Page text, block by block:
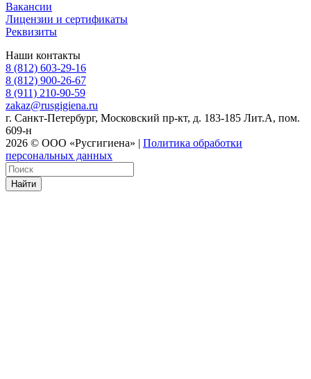
Вакансии
Лицензии и сертификаты
Реквизиты
Наши контакты
8 (812) 603-29-16
8 (812) 900-26-67
8 (911) 210-90-59
zakaz@rusgigiena.ru
г. Санкт-Петербург, Московский пр-кт, д. 183-185 Лит.А, пом.
609-н
2026 © ООО «Русгигиена» | Политика обработки
персональных данных
Найти